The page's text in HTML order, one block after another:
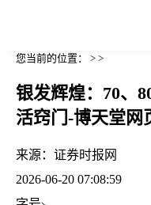
您当前的位置： > >
银发辉煌：70、
活窍门-博天堂网
来源： 证券时报网
2026-06-20 07:08:59